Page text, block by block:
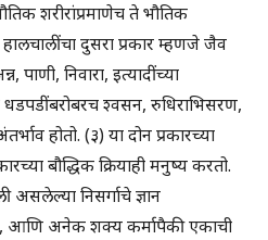
शरीरांप्रमाणेच ते भौतिक
दुसरा प्रकार म्हणजे जैव
पाणी, निवारा, इत्यादींच्या
धडपडींबरोबरच श्वसन, रुधिराभिसरण,
होतो. (३) या दोन प्रकारच्या
बौद्धिक क्रियाही मनुष्य करतो.
असलेल्या निसर्गाचे ज्ञान
आणि अनेक शक्य कर्मापैकी एकाची